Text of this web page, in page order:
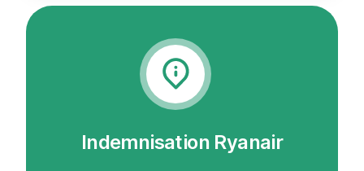
Indemnisation Ryanair